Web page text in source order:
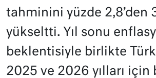
tahminini yüzde 2,8’den
yükseltti. Yıl sonu
beklentisiyle birlikte
2025 ve 2026 yılları için